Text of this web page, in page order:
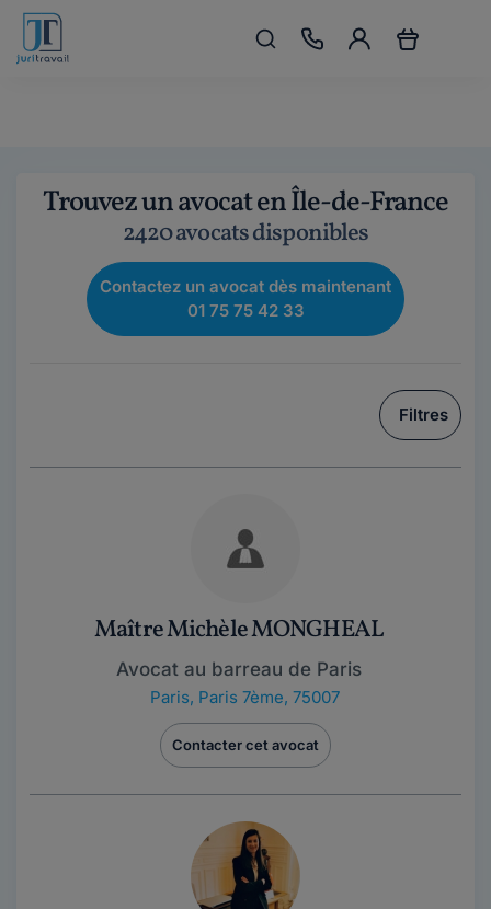
Trouvez un avocat en Île-de-France
2420 avocats disponibles
Contactez un avocat dès maintenant
01 75 75 42 33
Filtres
Maître Michèle MONGHEAL
Avocat au barreau de Paris
Paris, Paris 7ème, 75007
Contacter cet avocat